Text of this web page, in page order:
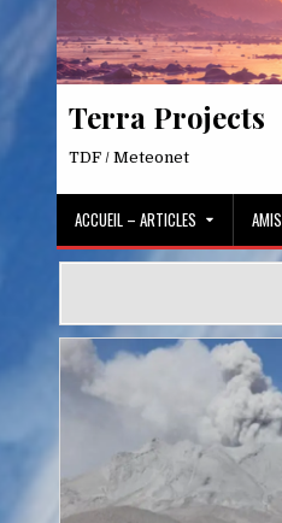
Terra Projects
TDF / Meteonet
ACCUEIL – ARTICLES AMIS